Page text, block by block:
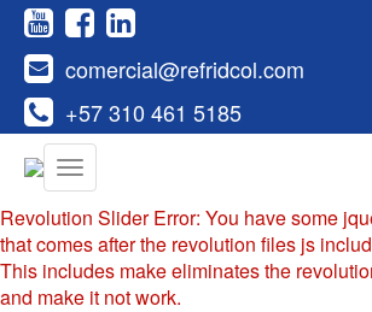
+57 310 461 5185
comercial@refridcol.com
Revolution Slider Error: You have some
that comes after the revolution files js
This includes make eliminates the
and make it not work.